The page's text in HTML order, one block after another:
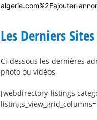
algerie.com%2Fajouter-
Les Derniers
Ci-dessous les dernières
photo ou vidéos
[webdirectory-listings